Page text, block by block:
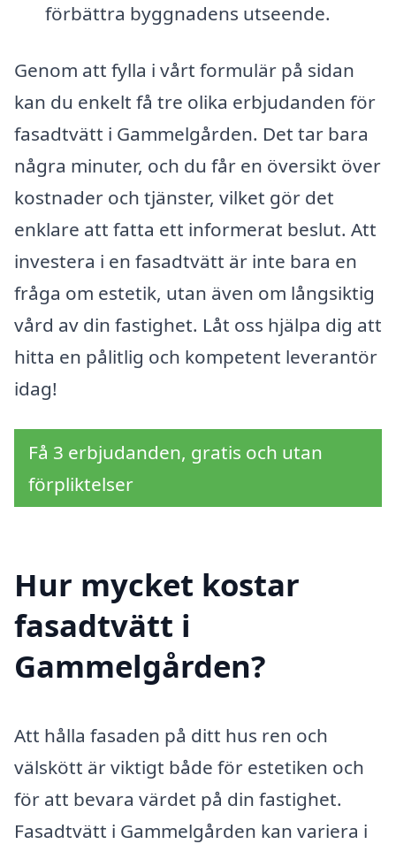
förbättra byggnadens utseende.
Genom att fylla i vårt formulär på sidan
kan du enkelt få tre olika erbjudanden för
fasadtvätt i Gammelgården. Det tar bara
några minuter, och du får en översikt över
kostnader och tjänster, vilket gör det
enklare att fatta ett informerat beslut. Att
investera i en fasadtvätt är inte bara en
fråga om estetik, utan även om långsiktig
vård av din fastighet. Låt oss hjälpa dig att
hitta en pålitlig och kompetent leverantör
idag!
Få 3 erbjudanden, gratis och utan
förpliktelser
Hur mycket kostar
fasadtvätt i
Gammelgården?
Att hålla fasaden på ditt hus ren och
välskött är viktigt både för estetiken och
för att bevara värdet på din fastighet.
Fasadtvätt i Gammelgården kan variera i